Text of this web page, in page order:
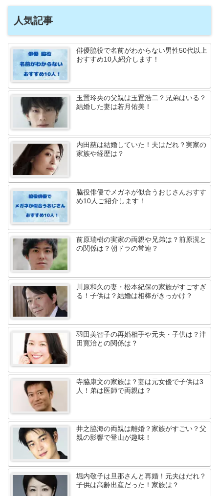
人気記事
俳優脇役で名前がわからない男性50代以上
おすすめ10人紹介します！
玉置玲央の父親は玉置浩二？兄弟はいる？
結婚した妻は若月佑美！
内田慈は結婚していた！夫はだれ？実家の
家族や経歴は？
脇役俳優でメガネが似合うおじさんおすす
め10人ご紹介します！
前原瑞樹の実家の両親や兄弟は？前原滉と
の関係は？朝ドラの常連？
川原和久の妻・松本紀保の家族がすごすぎ
る！子供は？結婚は相棒がきっかけ？
羽田美智子の再婚相手や元夫・子供は？津
田寛治との関係は？
寺脇康文の家族は？妻は元女優で子供は3
人！弟は医師で両親は？
井之脇海の両親は離婚？家族がすごい？父
親の影響で登山が趣味！
堀内敬子は旦那さんと再婚！元夫はだれ？
子供は高齢出産だった！家族は？